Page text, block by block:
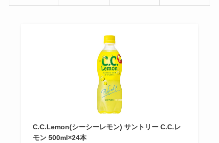
C.C.Lemon(シーシーレモン) サントリー C.C.レ
モン 500ml×24本